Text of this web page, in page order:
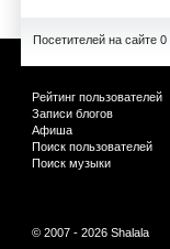
Посетителей на сайте 0
Рейтинг пользователей
Записи блогов
Афиша
Поиск пользователей
Поиск музыки
© 2007 - 2026 Shalala